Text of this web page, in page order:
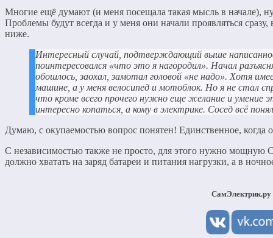
Многие ещё думают (и меня посещала такая мысль в начале),
Проблемы будут всегда и у меня они начали проявляться
ниже.
Интересный случай, подтверждающий выше
поинтересовался «что это я нагородил». Начал
обошлось, заохал, замотал головой «не надо». Хотя
машине, а у меня велосипед и мотоблок. Но я не стал
что кроме всего прочего нужно еще желание и умение
интересно копаться, а кому в электрике. Сосед всё
Думаю, с окупаемостью вопрос понятен! Единственное,
С независимостью также не просто, для этого нужно мощную
должно хватать на заряд батареи и питания нагрузки, а в
СамЭлектрик.ру